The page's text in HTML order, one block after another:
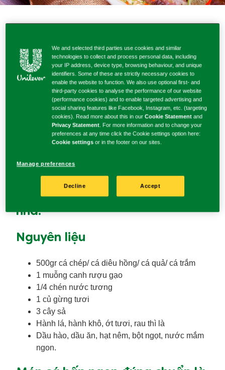
MẸO HẤP CÁ NGON
Bạn đã nghĩ ra món ăn gì cho
để Knorr giúp bạn thực hiện món
cá hấp thơm ngon, có thể ăn
cùng với bún hoặc cơm trắng
nha!
Nguyên liệu
500gr cá chép/ cá diêu hồng/ cá quả/ cá trắm
1 muỗng canh rượu gạo
1/4 chén nước tương
1 củ gừng tươi
3 cây sả
Hành lá, hành khô, ớt tươi, rau thì là
Dầu hào, dầu ăn, hạt nêm, bột ngọt, nước mắm
ngon.
We and selected third parties use cookies and similar
technologies to collect and process personal data, including
your IP address, device type, browsing behaviour, and unique
identifiers. Some of these are strictly necessary cookies to
enable the website to function. We also use optional first- and
third-party cookies to analyse the performance of our website
(performance cookies) and to enable targeted advertising and
social sharing features like Facebook, Instagram, etc. (targeting
cookies). Read more about this in ourCookie Statement and
Privacy Statement . For more information and to change your
preferences at any time click the Cookie settings option here:
Cookie settings or in the footer on our sites.
Manage preferences
Decline Accept